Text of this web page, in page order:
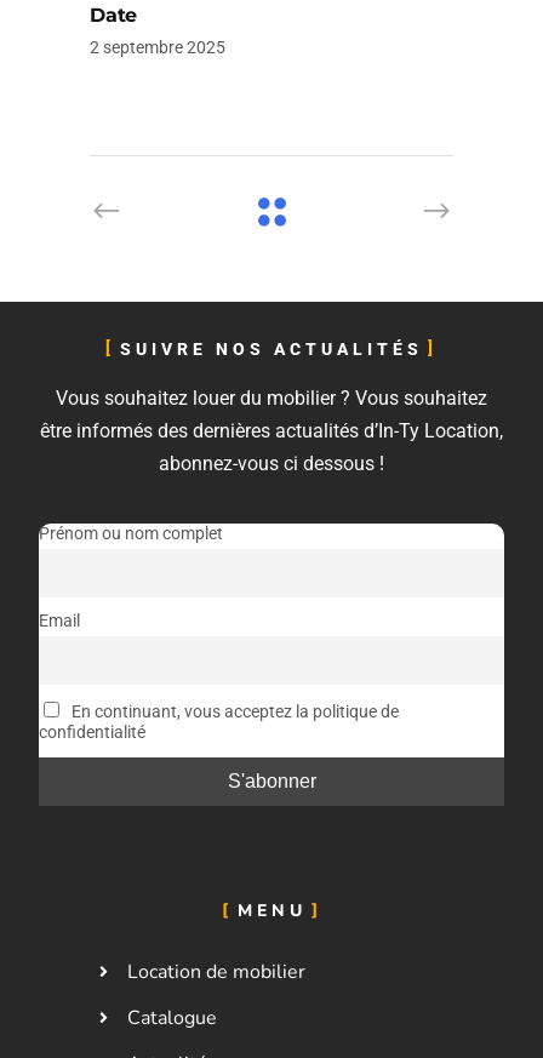
Date
2 septembre 2025
SUIVRE NOS ACTUALITÉS
Vous souhaitez louer du mobilier ? Vous souhaitez
être informés des dernières actualités d’In-Ty Location,
abonnez-vous ci dessous !
Prénom ou nom complet
Email
En continuant, vous acceptez la politique de
confidentialité
MENU
Location de mobilier
Catalogue